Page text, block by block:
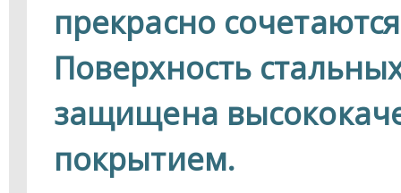
прекрасно
Поверхность
защищена
покрытием.